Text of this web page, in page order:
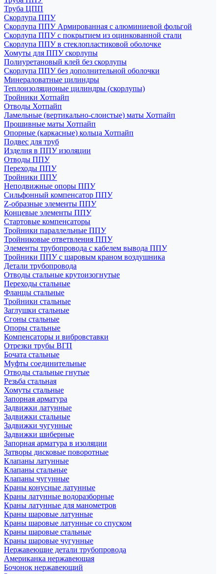
Труба ЦПП
Скорлупа ППУ
Скорлупа ППУ Армированная с алюминиевой фольгой
Скорлупа ППУ с покрытием из оцинкованной стали
Скорлупа ППУ в стеклопластиковой оболочке
Хомуты для ППУ скорлупы
Полиуретановый клей без скорлупы
Скорлупа ППУ без дополнительной оболочки
Минераловатные цилиндры
Теплоизоляционые цилиндры (скорлупы)
Тройники Хотпайп
Отводы Хотпайп
Ламельные (вертикально-слоистые) маты Хотпайп
Прошивные маты Хотпайп
Опорные (каркасные) кольца Хотпайп
Подвес для труб
Изделия в ППУ изоляции
Отводы ППУ
Переходы ППУ
Тройники ППУ
Неподвижные опоры ППУ
Cильфонный компенсатор ППУ
Z-образные элементы ППУ
Концевые элементы ППУ
Стартовые компенсаторы
Тройники параллельные ППУ
Тройниковые ответвления ППУ
Элементы трубопровода с кабелем вывода ППУ
Тройники ППУ с шаровым краном воздушника
Детали трубопровода
Отводы стальные крутоизогнутые
Переходы стальные
Фланцы стальные
Тройники стальные
Заглушки стальные
Сгоны стальные
Опоры стальные
Компенсаторы и вибровставки
Отрезки трубы ВГП
Бочата стальные
Муфты соединительные
Отводы стальные гнутые
Резьба стальная
Хомуты стальные
Запорная арматура
Задвижки латунные
Задвижки стальные
Задвижки чугунные
Задвижки шиберные
Запорная арматура в изоляции
Затворы дисковые поворотные
Клапаны латунные
Клапаны стальные
Клапаны чугунные
Краны конусные латунные
Краны латунные водоразборные
Краны латунные для манометров
Краны шаровые латунные
Краны шаровые латунные со спуском
Краны шаровые стальные
Краны шаровые чугунные
Нержавеющие детали трубопровода
Американка нержавеющая
Бочонок нержавеющий